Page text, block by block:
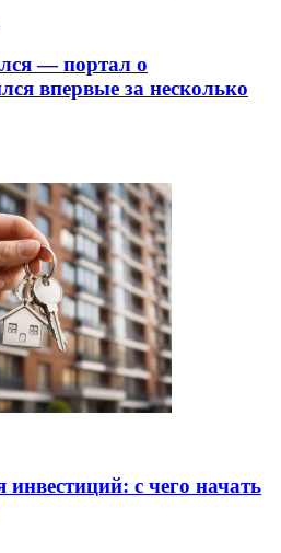
— портал о
впервые за несколько
с чего начать